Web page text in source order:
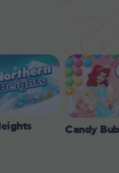
Candy